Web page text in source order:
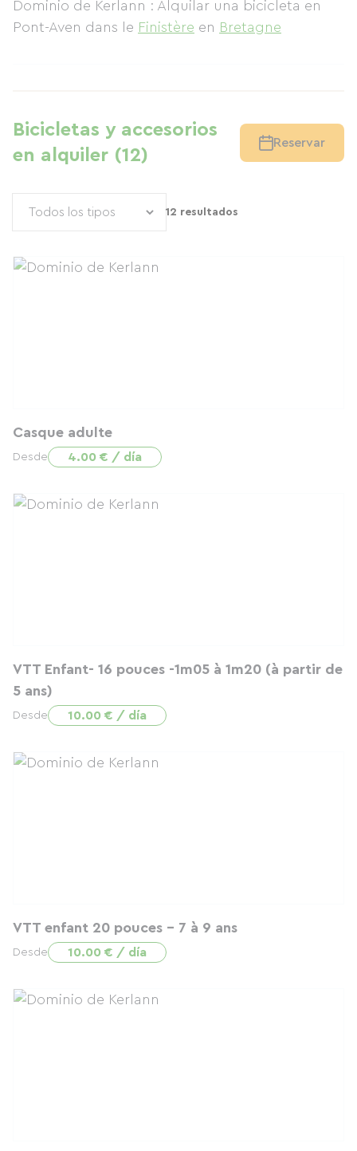
Dominio de Kerlann : Alquilar una bicicleta en
Pont-Aven dans le Finistère en Bretagne
Bicicletas y accesorios
en alquiler (12)
Reservar
12 resultados
Casque adulte
Desde 4.00 € / día
VTT Enfant- 16 pouces -1m05 à 1m20 (à partir de
5 ans)
Desde 10.00 € / día
VTT enfant 20 pouces - 7 à 9 ans
Desde 10.00 € / día